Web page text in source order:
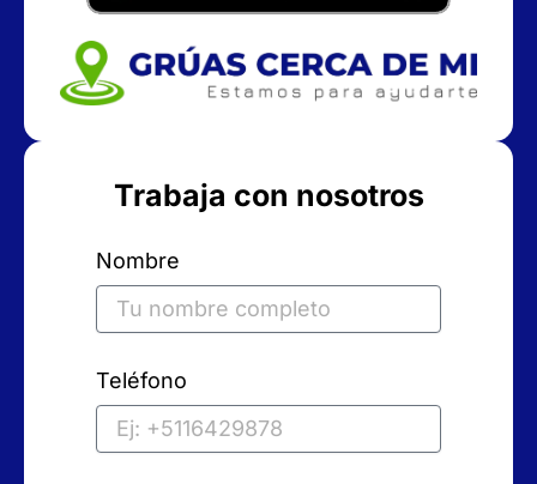
Trabaja con nosotros
Nombre
Teléfono